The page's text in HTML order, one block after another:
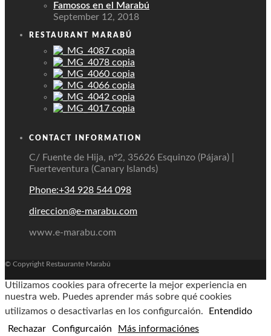
Famosos en el Marabú
September 12, 2018
RESTAURANT MARABÚ
CONTACT INFORMATION
C/ Fuente de Hija, nº2, 35626 Esquinzo (Pájara) |
Fuerteventura (Canary Islands)
Phone:+34 928 544 098
direccion@e-marabu.com
www.e-marabu.com
© Copyright Restaurante Marabú
Utilizamos cookies para ofrecerte la mejor experiencia en
nuestra web. Puedes aprender más sobre qué cookies
utilizamos o desactivarlas en los configurcaión.
Entendido
Rechazar
Configurcaión Más informaciónes